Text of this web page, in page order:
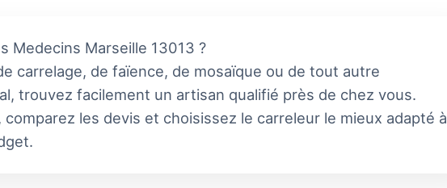
Medecins Marseille 13013 ?
carrelage, de faïence, de mosaïque ou de tout autre
trouvez facilement un artisan qualifié près de chez vous.
les devis et choisissez le carreleur le mieux adapté à